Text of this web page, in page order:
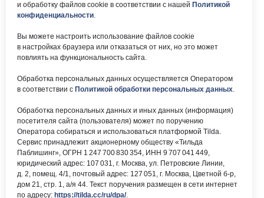
okc-
svao@svao.mos.ru
Об учреждении:
О ГБУ «ОКЦ СВАО»
Результаты НОК
Электронные ресурсы:
Национальная
Каталог Библиотек
электронная детская
библиотека
и обработку файлов cookie в соответствии с нашей Политикой
конфиденциальности.
Вы можете настроить использование файлов cookie
в настройках браузера или отказаться от них, но это может
повлиять на функциональность сайта.
Обработка персональных данных осуществляется Оператором
в соответствии с Политикой обработки персональных данных.
Обработка персональных данных и иных данных (информация)
посетителя сайта (пользователя) может по поручению
Оператора собираться и использоваться платформой Tilda.
Сервис принадлежит акционерному обществу «Тильда
Паблишинг», ОГРН 1 247 700 830 354, ИНН 9 707 041 449,
юридический адрес: 107 031, г. Москва, ул. Петровские Линии,
д. 2, помещ. 4/1, почтовый адрес: 127 051, г. Москва, Цветной б-р,
дом 21, стр. 1, а/я 44. Текст поручения размещен в сети интернет
по адресу: https://tilda.cc/ru/dpa/.